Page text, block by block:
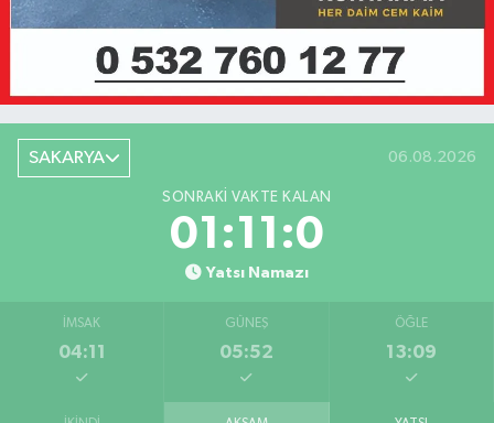
SAKARYA 06.08.2026
SONRAKI VAKTE KALAN
01:11:0
Yatsı Namazı
İMSAK
04:11
GÜNEŞ
05:52
ÖĞLE
13:09